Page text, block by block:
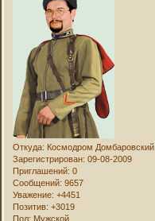
Откуда: Космодром Домбаровский
Зарегистрирован: 09-08-2009
Приглашений: 0
Сообщений: 9657
Уважение: +4451
Позитив: +3019
Пол: Мужской